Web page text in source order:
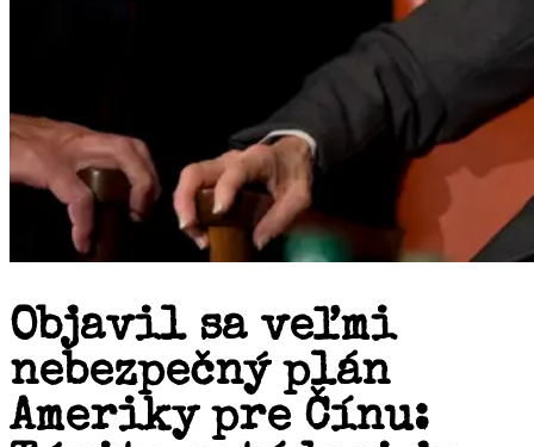
Objavil sa veľmi
nebezpečný plán
Ameriky pre Čínu: